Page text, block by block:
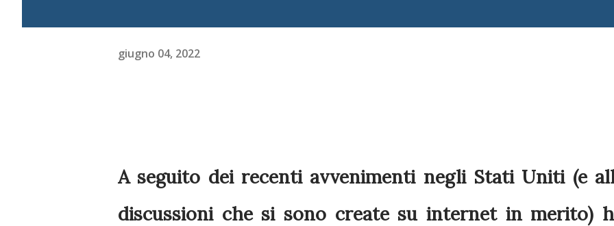
giugno 04, 2022
A seguito dei recenti avvenimenti negli Stati Uniti (e
discussioni che si sono create su internet in merito)